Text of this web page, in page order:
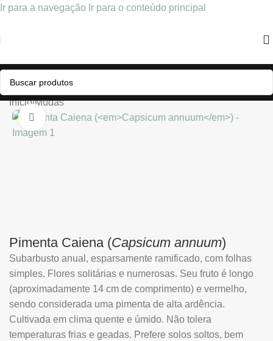
Ir para a navegação Ir para o conteúdo principal
Início/Mudas
Clique para ampliar
Pimenta Caiena (Capsicum annuum)
Subarbusto anual, esparsamente ramificado, com folhas
simples. Flores solitárias e numerosas. Seu fruto é longo
(aproximadamente 14 cm de comprimento) e vermelho,
sendo considerada uma pimenta de alta ardência.
Cultivada em clima quente e úmido. Não tolera
temperaturas frias e geadas. Prefere solos soltos, bem